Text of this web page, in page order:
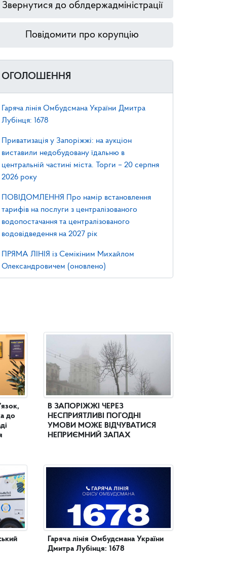
Звернутися до облдержадміністрації
Повідомити про корупцію
ОГОЛОШЕННЯ
Гаряча лінія Омбудсмана України Дмитра
Лубінця: 1678
Приватизація у Запоріжжі: на аукціон
виставили недобудовану їдальню в
центральній частині міста. Торги – 20 серпня
2026 року
ПОВІДОМЛЕННЯ Про намір встановлення
тарифів на послуги з централізованого
водопостачання та централізованого
водовідведення на 2027 рік
ПРЯМА ЛІНІЯ із Семікіним Михайлом
Олександровичем (оновлено)
до
В ЗАПОРІЖЖІ ЧЕРЕЗ
НЕСПРИЯТЛИВІ ПОГОДНІ
УМОВИ МОЖЕ ВІДЧУВАТИСЯ
НЕПРИЄМНИЙ ЗАПАХ
Гаряча лінія Омбудсмана України
Дмитра Лубінця: 1678